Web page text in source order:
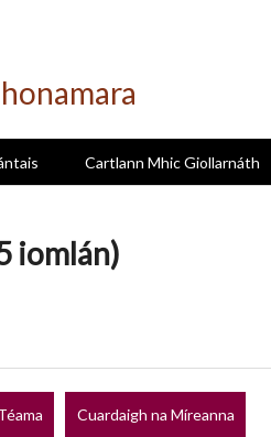
Cartlann Mhic Giollarnáth
iomlán)
Cuardaigh na Míreanna